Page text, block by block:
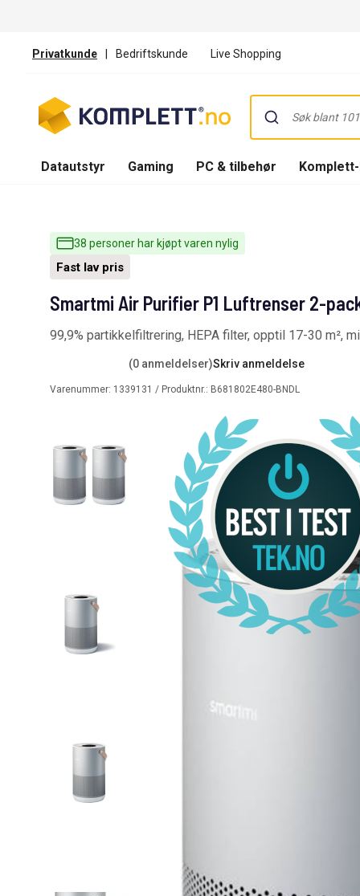
Privatkunde | Bedriftskunde Live Shopping
Datautstyr Gaming PC & tilbehør
38 personer har kjøpt varen nylig
Fast lav pris
Smartmi Air Purifier P1 Luftrenser 2-
99,9% partikkelfiltrering, HEPA filter, opptil 17-30 m²,
(0 anmeldelser)Skriv anmeldelse
Varenummer: 1339131 / Produktnr.: B681802E480-BNDL